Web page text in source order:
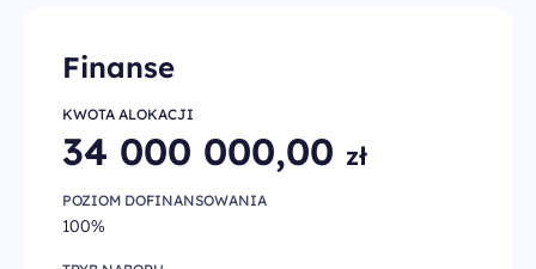
Deklaracja dostępności
Polityka prywatności
Zapisz się do newslettera
Finanse
KWOTA ALOKACJI
34 000 000,00 zł
POZIOM DOFINANSOWANIA
100%